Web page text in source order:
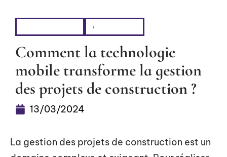
Comment la technologie
mobile transforme la gestion
des projets de construction ?
13/03/2024
La gestion des projets de construction est un